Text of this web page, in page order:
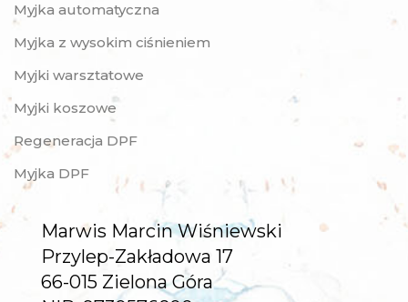
Myjka automatyczna
Myjka z wysokim ciśnieniem
Myjki warsztatowe
Myjki koszowe
Regeneracja DPF
Myjka DPF
Marwis Marcin Wiśniewski
Przylep-Zakładowa 17
66-015 Zielona Góra